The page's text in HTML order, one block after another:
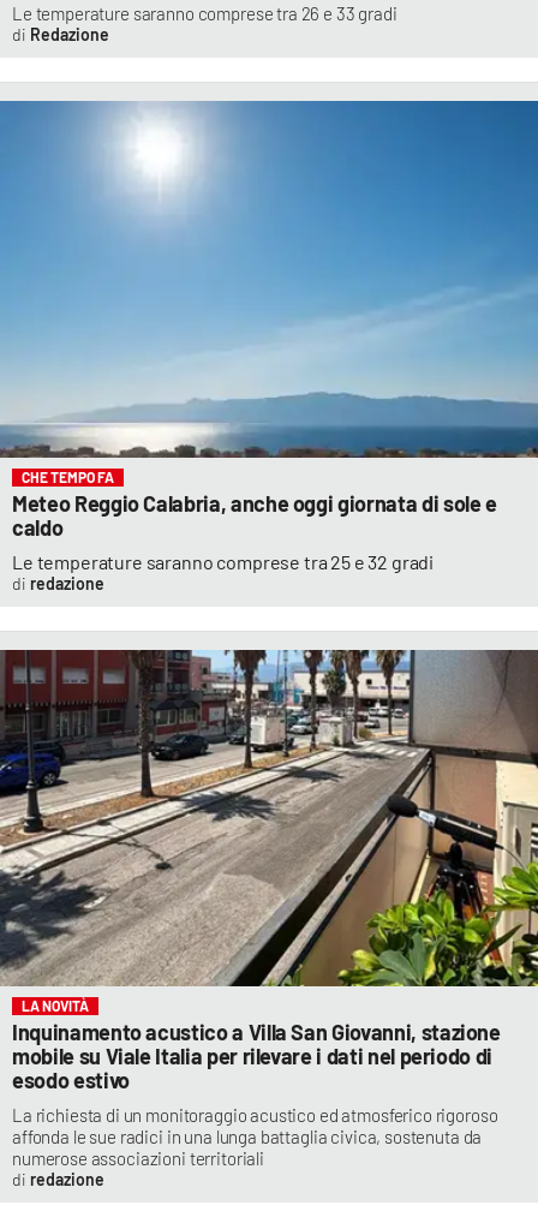
Le temperature saranno comprese tra 26 e 33 gradi
Redazione
CHE TEMPO FA
Meteo Reggio Calabria, anche oggi giornata di sole e
caldo
Le temperature saranno comprese tra 25 e 32 gradi
redazione
LA NOVITÀ
Inquinamento acustico a Villa San Giovanni, stazione
mobile su Viale Italia per rilevare i dati nel periodo di
esodo estivo
La richiesta di un monitoraggio acustico ed atmosferico rigoroso
affonda le sue radici in una lunga battaglia civica, sostenuta da
numerose associazioni territoriali
redazione